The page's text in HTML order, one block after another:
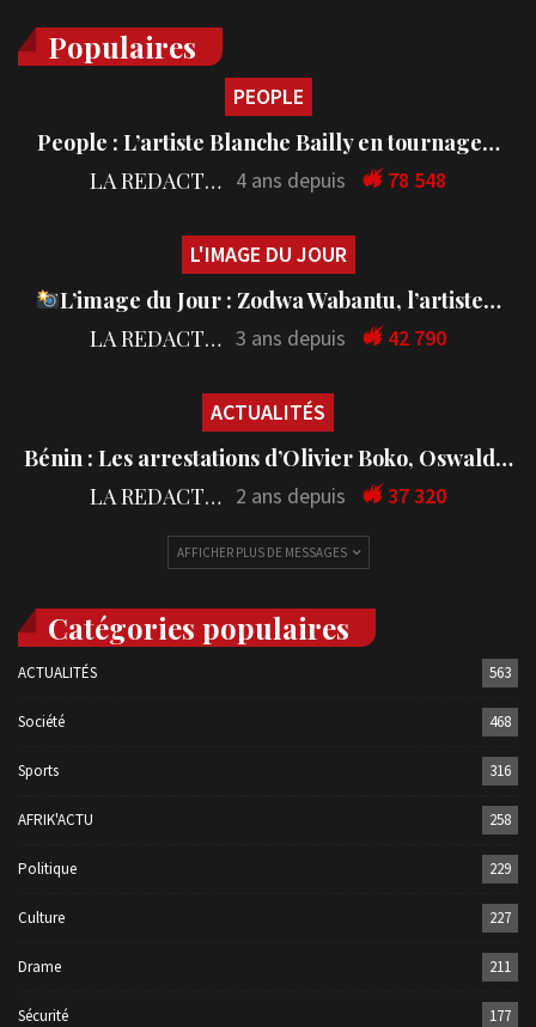
Populaires
PEOPLE
People : L’artiste Blanche Bailly en tournage…
LA REDACTION 4 ans depuis 78 548
L'IMAGE DU JOUR
L’image du Jour : Zodwa Wabantu, l’artiste…
LA REDACTION 3 ans depuis 42 790
ACTUALITÉS
Bénin : Les arrestations d’Olivier Boko, Oswald…
LA REDACTION 2 ans depuis 37 320
AFFICHER PLUS DE MESSAGES
Catégories populaires
ACTUALITÉS 563
Société 468
Sports 316
AFRIK'ACTU 258
Politique 229
Culture 227
Drame 211
Sécurité 177